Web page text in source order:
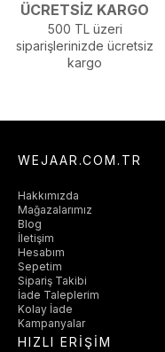
ÜCRETSİZ KARGO
500 TL üzeri
siparişlerinizde ücretsiz
kargo
WEJAAR.COM.TR
Hakkımızda
Mağazalarımız
Blog
İletişim
Hesabım
Sepetim
Sipariş Takibi
İade Taleplerim
Kolay İade
Kampanyalar
HIZLI ERİŞİM